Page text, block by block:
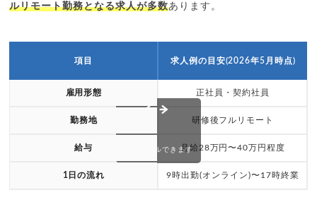
ルリモート勤務となる求人が多数あります。
項目 求人例の目安(2026年5月時点)
雇用形態 正社員・契約社員
勤務地 研修後フルリモート
給与 月給28万円〜40万円程度
1日の流れ 9時出勤(オンライン)〜17時終業
スクロールできます